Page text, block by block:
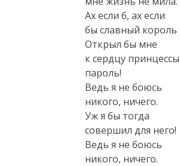
Ах если б, ах если
бы славный король
Открыл бы мне
к сердцу принцессы
пароль!
Ведь я не боюсь
никого, ничего.
Уж я бы тогда
совершил для него!
Ведь я не боюсь
никого, ничего.